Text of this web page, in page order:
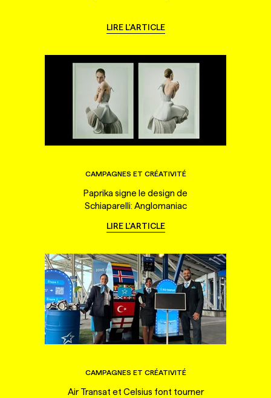
LIRE L'ARTICLE
CAMPAGNES ET CRÉATIVITÉ
Paprika signe le design de
Schiaparelli: Anglomaniac
LIRE L'ARTICLE
CAMPAGNES ET CRÉATIVITÉ
Air Transat et Celsius font tourner